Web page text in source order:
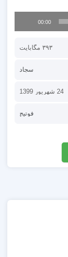
00:00
۳۹۳ مگابایت
سجاد
24 شهریور 1399
فوتیج